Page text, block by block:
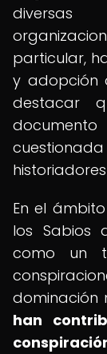
particular,
y adopción
destacar
En el
los Sabios
como un
dominación
han